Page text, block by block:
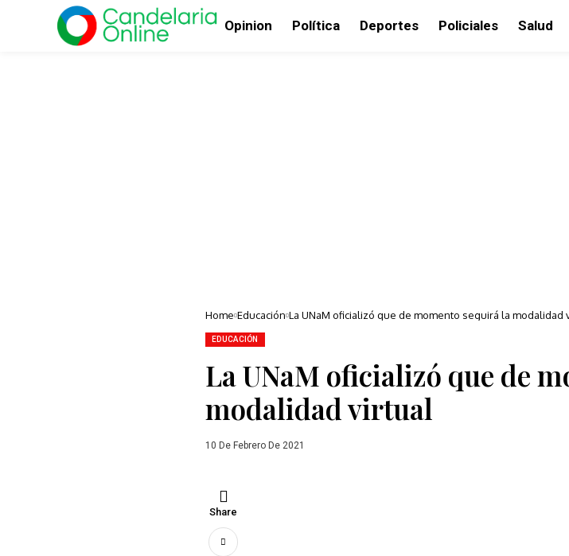
Opinion Política Deportes Policiales Salud
Home Educación La UNaM oficializó que de momento seguirá la modalidad
EDUCACIÓN
La UNaM oficializó que de
modalidad virtual
10 De Febrero De 2021
Share